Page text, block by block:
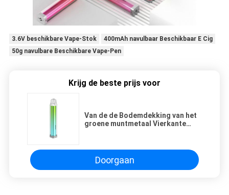
3.6V beschikbare Vape-Stok
400mAh navulbaar Beschikbaar E Cig
50g navulbare Beschikbare Vape-Pen
Krijg de beste prijs voor
Van de de Bodemdekking van het
groene muntmetaal Vierkante
Doorgaan